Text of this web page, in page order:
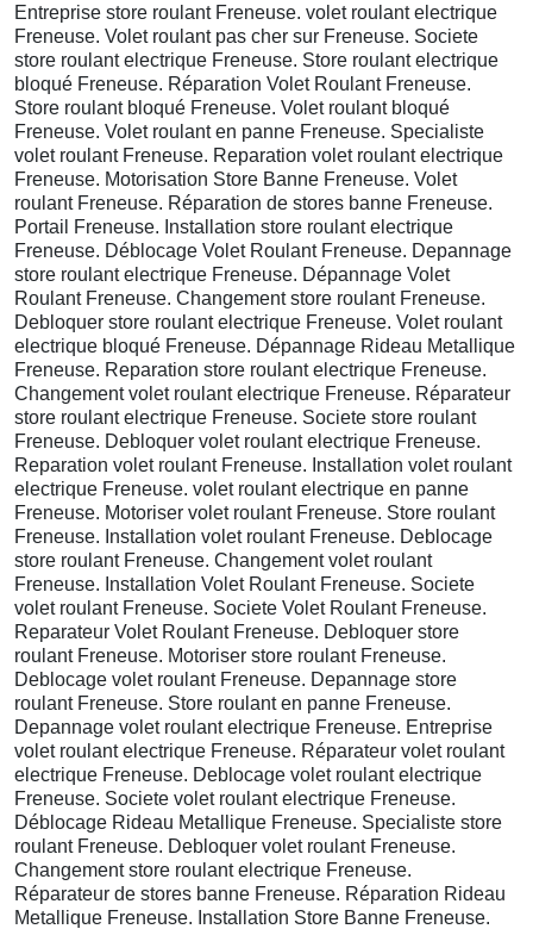
Entreprise store roulant Freneuse. volet roulant electrique
Freneuse. Volet roulant pas cher sur Freneuse. Societe
store roulant electrique Freneuse. Store roulant electrique
bloqué Freneuse. Réparation Volet Roulant Freneuse.
Store roulant bloqué Freneuse. Volet roulant bloqué
Freneuse. Volet roulant en panne Freneuse. Specialiste
volet roulant Freneuse. Reparation volet roulant electrique
Freneuse. Motorisation Store Banne Freneuse. Volet
roulant Freneuse. Réparation de stores banne Freneuse.
Portail Freneuse. Installation store roulant electrique
Freneuse. Déblocage Volet Roulant Freneuse. Depannage
store roulant electrique Freneuse. Dépannage Volet
Roulant Freneuse. Changement store roulant Freneuse.
Debloquer store roulant electrique Freneuse. Volet roulant
electrique bloqué Freneuse. Dépannage Rideau Metallique
Freneuse. Reparation store roulant electrique Freneuse.
Changement volet roulant electrique Freneuse. Réparateur
store roulant electrique Freneuse. Societe store roulant
Freneuse. Debloquer volet roulant electrique Freneuse.
Reparation volet roulant Freneuse. Installation volet roulant
electrique Freneuse. volet roulant electrique en panne
Freneuse. Motoriser volet roulant Freneuse. Store roulant
Freneuse. Installation volet roulant Freneuse. Deblocage
store roulant Freneuse. Changement volet roulant
Freneuse. Installation Volet Roulant Freneuse. Societe
volet roulant Freneuse. Societe Volet Roulant Freneuse.
Reparateur Volet Roulant Freneuse. Debloquer store
roulant Freneuse. Motoriser store roulant Freneuse.
Deblocage volet roulant Freneuse. Depannage store
roulant Freneuse. Store roulant en panne Freneuse.
Depannage volet roulant electrique Freneuse. Entreprise
volet roulant electrique Freneuse. Réparateur volet roulant
electrique Freneuse. Deblocage volet roulant electrique
Freneuse. Societe volet roulant electrique Freneuse.
Déblocage Rideau Metallique Freneuse. Specialiste store
roulant Freneuse. Debloquer volet roulant Freneuse.
Changement store roulant electrique Freneuse.
Réparateur de stores banne Freneuse. Réparation Rideau
Metallique Freneuse. Installation Store Banne Freneuse.